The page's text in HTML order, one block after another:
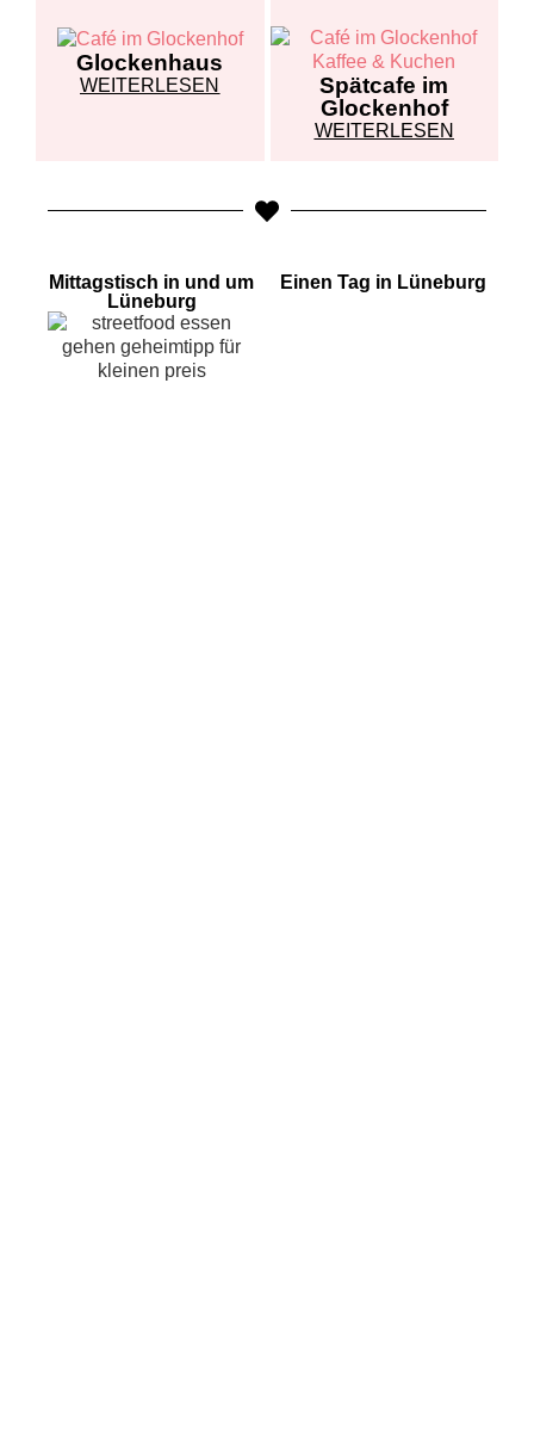
Glockenhaus
WEITERLESEN
Spätcafe im
Glockenhof
WEITERLESEN
Mittagstisch in und um
Lüneburg
Einen Tag in Lüneburg